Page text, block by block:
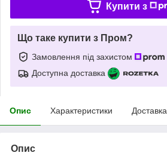
Купити з
Що таке купити з Пром?
Замовлення під захистом
Доступна доставка
Опис Характеристики Доставка
Опис